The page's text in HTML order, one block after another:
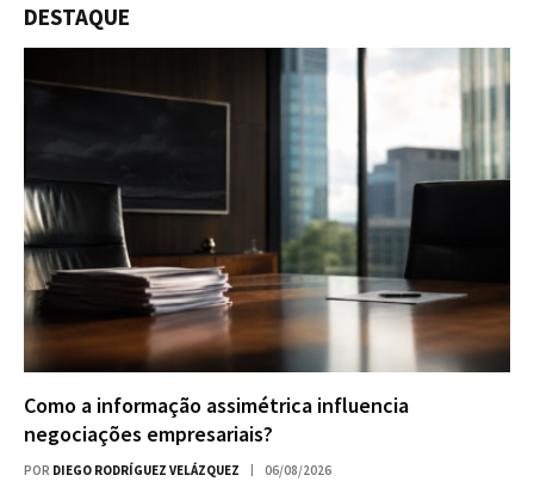
DESTAQUE
Como a informação assimétrica influencia
negociações empresariais?
POR DIEGO RODRÍGUEZ VELÁZQUEZ 06/08/2026